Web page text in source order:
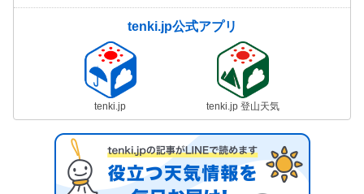
tenki.jp公式アプリ
tenki.jp tenki.jp 登山天気